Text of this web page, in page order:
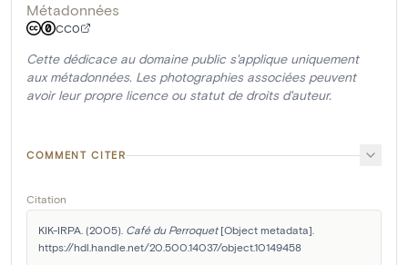
Métadonnées
CC0
Cette dédicace au domaine public s'applique uniquement
aux métadonnées. Les photographies associées peuvent
avoir leur propre licence ou statut de droits d'auteur.
COMMENT CITER
Citation
KIK-IRPA. (2005). Café du Perroquet [Object metadata].
https://hdl.handle.net/20.500.14037/object.10149458